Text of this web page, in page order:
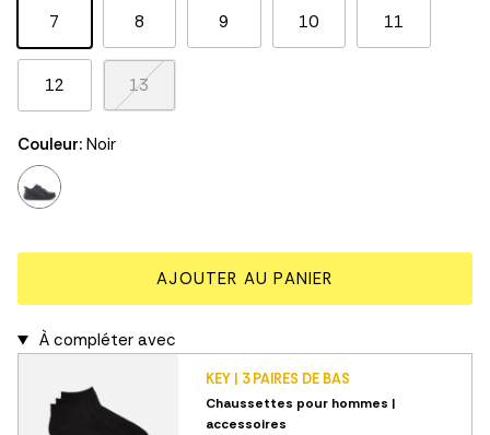
7 8 9 10 11
12 13
Couleur: Noir
AJOUTER AU PANIER
À compléter avec
KEY | 3 PAIRES DE BAS
Chaussettes pour hommes |
accessoires